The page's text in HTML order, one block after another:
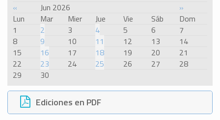
« Jun 2026
»
Lun
Mar Mier Jue Vie Sáb
Dom
1
2 3 4 5 6
7
8
9 10 11 12 13
14
15
16 17 18 19 20
21
22
23 24 25 26 27
28
29
30
Ediciones en PDF